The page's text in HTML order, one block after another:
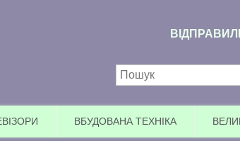
Пошукова
ВБУДОВАНА ТЕХНІКА